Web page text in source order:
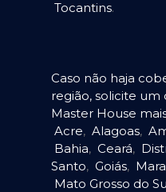
Tocantins.
Caso não haja
região, solicite
Master House
Acre, Alagoas,
Bahia, Ceará,
Santo, Goiás,
Mato Grosso do